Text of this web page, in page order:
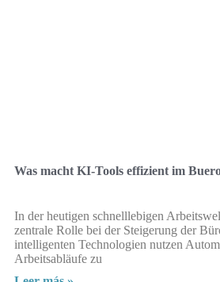
Was macht KI-Tools effizient im
In der heutigen schnelllebigen
zentrale Rolle bei der Steigerung der
intelligenten Technologien nutzen
Arbeitsabläufe zu